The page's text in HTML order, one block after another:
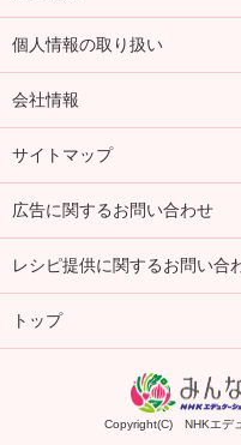
個人情報の取り扱い
会社情報
サイトマップ
広告に関するお問い合わせ
レシピ提供に関するお問い合
トップ
Copyright(C) NHKエデ